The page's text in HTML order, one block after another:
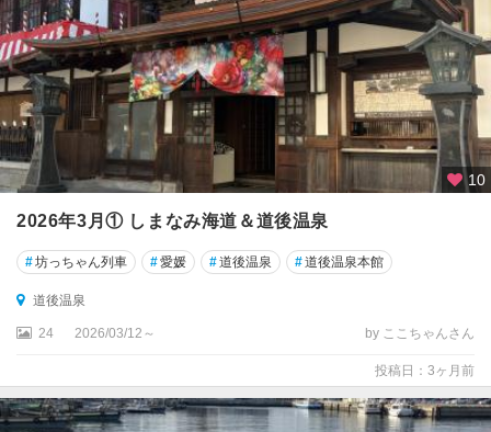
10
2026年3月① しまなみ海道＆道後温泉
#坊っちゃん列車 #愛媛 #道後温泉 #道後温泉本館
道後温泉
24 2026/03/12～ by ここちゃんさん
投稿日：3ヶ月前